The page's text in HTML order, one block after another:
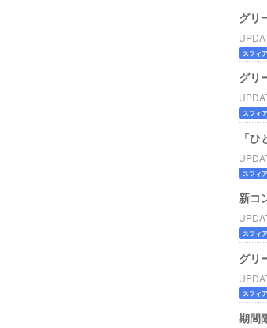
グリ
スフィア
グリ
スフィア
「
スフィア
新コ
スフィア
グリ
スフィア
期間